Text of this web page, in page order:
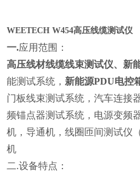
WEETECH W454高压线缆测试仪
一.应用范围：
高压线材线缆线束测试仪、 新
能测试系统， 新能源PDU电控
门板线束测试系统，汽车连接
频锚点器测试系统，电源变频
机，导通机，线圈匝间测试仪
机
二.设备特点：